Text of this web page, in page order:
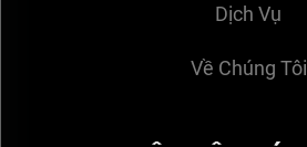
Dịch Vụ
Về Chúng Tôi